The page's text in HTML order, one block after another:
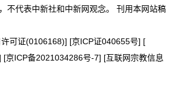
代表中新社和中新网观念。 刊用本网站稿
证(0106168)] [京ICP证040655号] [
ICP备2021034286号-7] [互联网宗教信息